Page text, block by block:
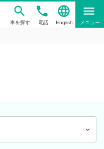
車を探す
phone
電話
language
English
menu
メニュー